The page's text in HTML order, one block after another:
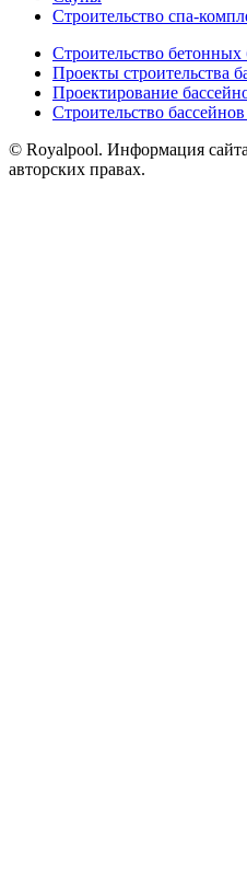
Строительство спа-
Строительство
Проекты строительства
Проектирование
Строительство
© Royalpool. Информация
авторских правах.